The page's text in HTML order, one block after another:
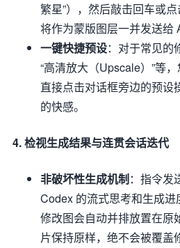
繁星”），然后敲击回车或
将作为蒙版图层一并发送给
一键快捷预设：对于常见的
“高清放大（Upscale）”等
直接点击对话框旁边的预设
的快感。
4. 检视生成结果与连贯会话迭代
非破坏性生成机制：指令发
Codex 的流式思考和生成
修改图会自动并排放置在原
片保持原样，绝不会被覆盖